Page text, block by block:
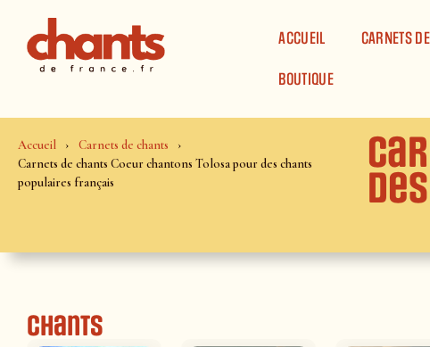
ACCUEIL
CARNETS
BOUTIQUE
Accueil
Carnets de chants
Carnets de chants Coeur chantons Tolosa pour des chants
populaires français
Chants